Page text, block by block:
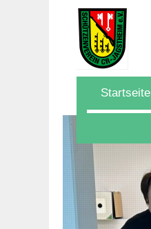
Startseite